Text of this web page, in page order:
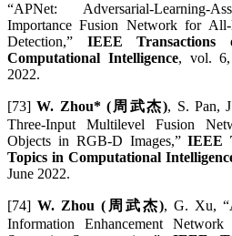
“APNet: Adversarial-Learning-
Importance Fusion Network for
Detection,” IEEE Transactions
Computational Intelligence, vol. 6,
2022.
[73]W. Zhou* (周武杰), S. Pan,
Three-Input Multilevel Fusion
Objects in RGB-D Images,”IEEE
Topics in Computational
June 2022.
[74] W. Zhou (周武杰), G. Xu,
Information Enhancement